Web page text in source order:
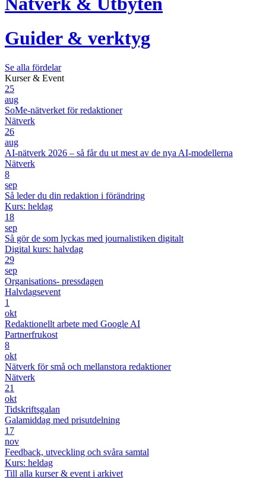
Guider & verktyg
Se alla fördelar
Kurser & Event
25
aug
SoMe-nätverket för redaktioner
Nätverk
26
aug
AI-nätverk 2026 – så får du ut mest av de nya AI-modellerna
Nätverk
8
sep
Så leder du din redaktion i förändring
Kurs: heldag
18
sep
Så gör de som lyckas med journalistiken digitalt
Digital kurs: halvdag
29
sep
Organisations- pressdagen
Halvdagsevent
1
okt
Redaktionellt arbete med Google AI
Partnerfrukost
8
okt
Nätverk för små och mellanstora redaktioner
Nätverk
21
okt
Tidskriftsgalan
Galamiddag med prisutdelning
17
nov
Feedback, utveckling och svåra samtal
Kurs: heldag
Till alla kurser & event i arkivet